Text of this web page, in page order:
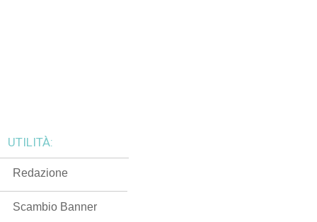
UTILITÀ:
Redazione
Scambio Banner